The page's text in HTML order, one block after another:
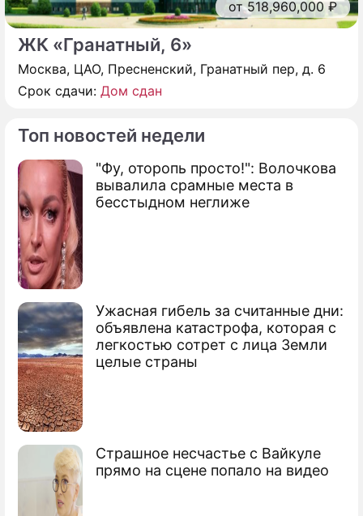
Топ новостей недели
"Фу, оторопь просто!": Волочкова
вывалила срамные места в
бесстыдном неглиже
Ужасная гибель за считанные дни:
объявлена катастрофа, которая с
легкостью сотрет с лица Земли
целые страны
Страшное несчастье с Вайкуле
прямо на сцене попало на видео
от 518,960,000 ₽
ЖК «Гранатный, 6»
Москва, ЦАО, Пресненский, Гранатный пер, д. 6
Срок сдачи: Дом сдан